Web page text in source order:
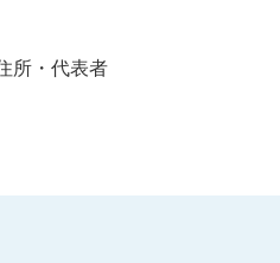
所・代表者